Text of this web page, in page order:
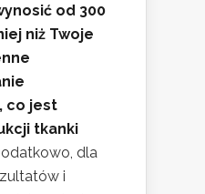
od 300
niż Twoje
co jest
tkanki
dla
i